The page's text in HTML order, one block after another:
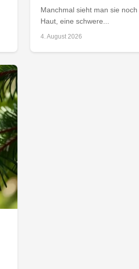
Manchmal sieht man sie
Haut, eine schwere...
4. August 2026